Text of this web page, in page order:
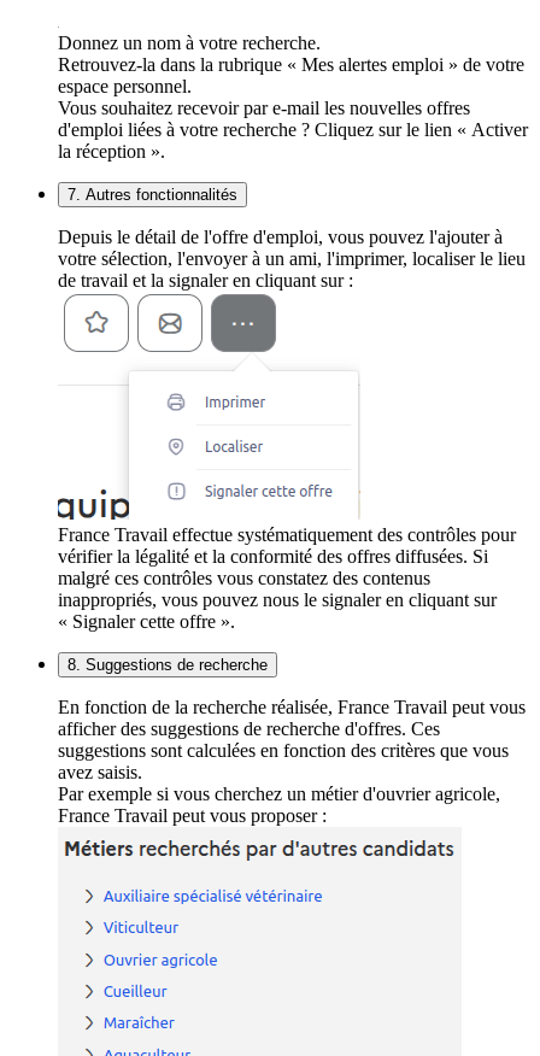
Donnez un nom à votre recherche.
Retrouvez-la dans la rubrique « Mes alertes emploi » de votre
espace personnel.
Vous souhaitez recevoir par e-mail les nouvelles offres
d'emploi liées à votre recherche ? Cliquez sur le lien « Activer
la réception ».
7. Autres fonctionnalités
Depuis le détail de l'offre d'emploi, vous pouvez l'ajouter à
votre sélection, l'envoyer à un ami, l'imprimer, localiser le lieu
de travail et la signaler en cliquant sur :
France Travail effectue systématiquement des contrôles pour
vérifier la légalité et la conformité des offres diffusées. Si
malgré ces contrôles vous constatez des contenus
inappropriés, vous pouvez nous le signaler en cliquant sur
« Signaler cette offre ».
8. Suggestions de recherche
En fonction de la recherche réalisée, France Travail peut vous
afficher des suggestions de recherche d'offres. Ces
suggestions sont calculées en fonction des critères que vous
avez saisis.
Par exemple si vous cherchez un métier d'ouvrier agricole,
France Travail peut vous proposer :